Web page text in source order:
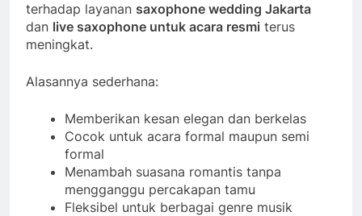
terhadap layanan saxophone wedding Jakarta
dan live saxophone untuk acara resmi terus
meningkat.
Alasannya sederhana:
Memberikan kesan elegan dan berkelas
Cocok untuk acara formal maupun semi
formal
Menambah suasana romantis tanpa
mengganggu percakapan tamu
Fleksibel untuk berbagai genre musik